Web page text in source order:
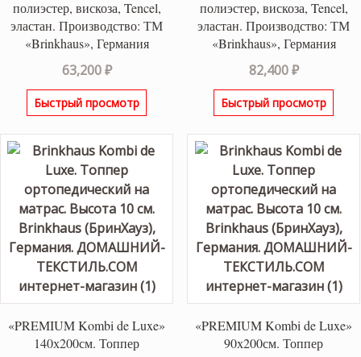
полиэстер, вискоза, Tencel,
эластан. Производство: ТМ
«Brinkhaus», Германия
63,200₽
Быстрый просмотр
полиэстер, вискоза, Tencel,
эластан. Производство: ТМ
«Brinkhaus», Германия
82,400₽
Быстрый просмотр
«PREMIUM Kombi de Luxe»
140х200см. Топпер
«PREMIUM Kombi de Luxe»
90х200см. Топпер